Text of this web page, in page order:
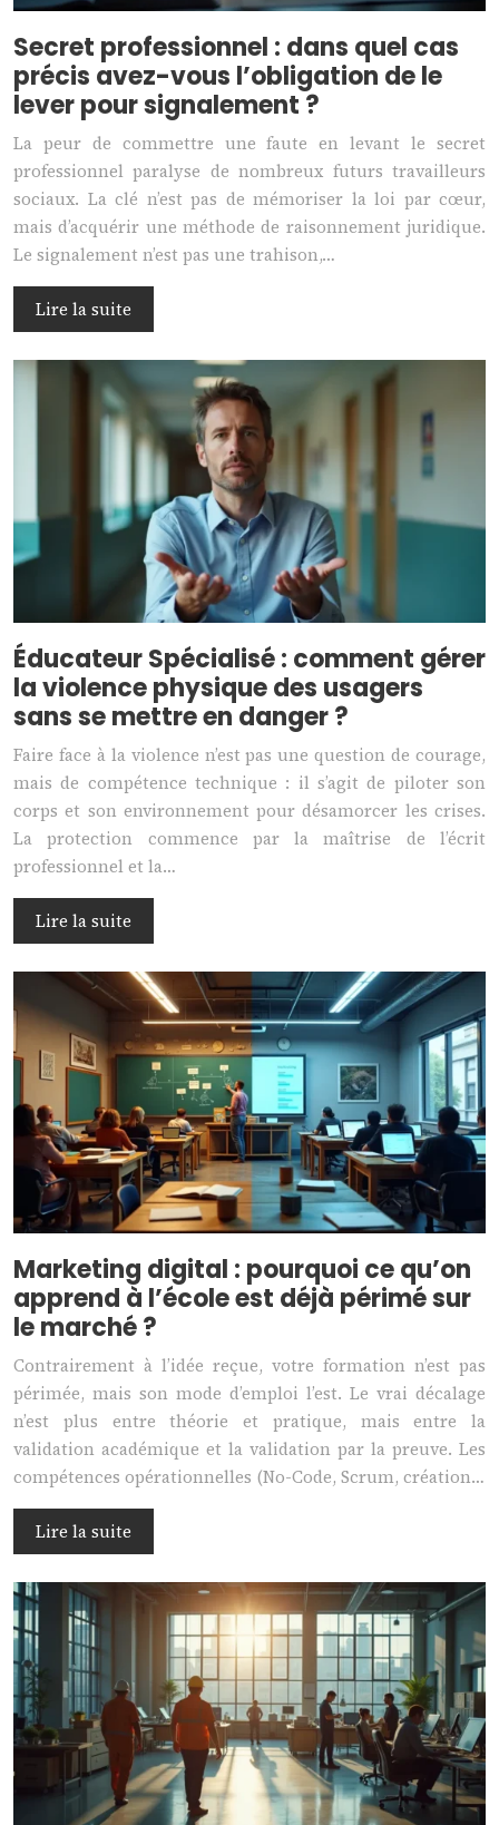
Secret professionnel : dans quel cas
précis avez-vous l’obligation de le
lever pour signalement ?
La peur de commettre une faute en levant le secret
professionnel paralyse de nombreux futurs travailleurs
sociaux. La clé n’est pas de mémoriser la loi par cœur,
mais d’acquérir une méthode de raisonnement juridique.
Le signalement n’est pas une trahison,…
Lire la suite
Éducateur Spécialisé : comment gérer
la violence physique des usagers
sans se mettre en danger ?
Faire face à la violence n’est pas une question de courage,
mais de compétence technique : il s’agit de piloter son
corps et son environnement pour désamorcer les crises.
La protection commence par la maîtrise de l’écrit
professionnel et la…
Lire la suite
Marketing digital : pourquoi ce qu’on
apprend à l’école est déjà périmé sur
le marché ?
Contrairement à l’idée reçue, votre formation n’est pas
périmée, mais son mode d’emploi l’est. Le vrai décalage
n’est plus entre théorie et pratique, mais entre la
validation académique et la validation par la preuve. Les
compétences opérationnelles (No-Code, Scrum, création…
Lire la suite